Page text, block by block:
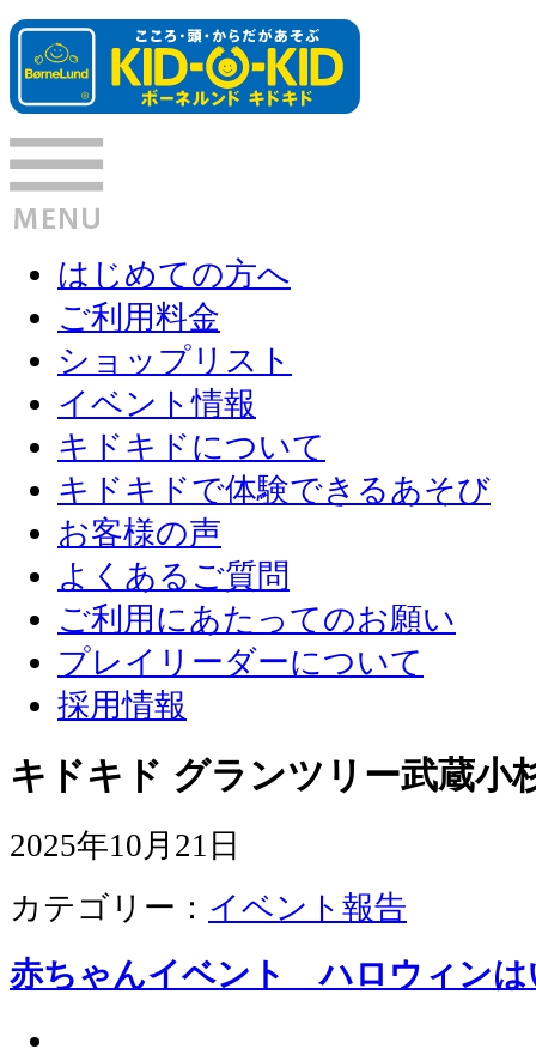
はじめての方へ
ご利用料金
ショップリスト
イベント情報
キドキドについて
キドキドで体験できるあそび
お客様の声
よくあるご質問
ご利用にあたってのお願い
プレイリーダーについて
採用情報
キドキド グランツリー武蔵小
2025年10月21日
カテゴリー： イベント報告
赤ちゃんイベント ハロウィン